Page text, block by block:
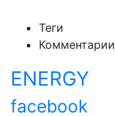
Теги
Комментарии
ENERGY
facebook